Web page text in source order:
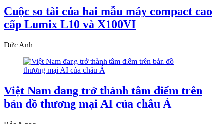
Cuộc so tài của hai mẫu máy compact cao
cấp Lumix L10 và X100VI
Đức Anh
Việt Nam đang trở thành tâm điểm trên
bản đồ thương mại AI của châu Á